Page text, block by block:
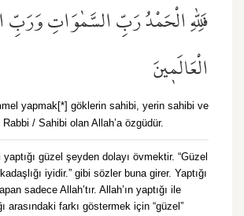
فَلِلّٰهِ الْحَمْدُ رَبِّ السَّمٰوَاتِ
الْعَالَم۪ينَ
yapmak[*] göklerin sahibi, yerin sahibi ve
Rabbi / Sahibi olan Allah’a özgüdür.
yaptığı güzel şeyden dolayı övmektir. “Güzel
iyidir.” gibi sözler buna girer. Yaptığı
sadece Allah’tır. Allah’ın yaptığı ile
arasındaki farkı göstermek için “güzel”